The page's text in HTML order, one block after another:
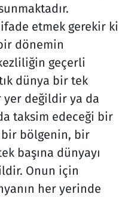
etmek gerekir ki
dönemin
geçerli
dünya bir tek
değildir ya da
taksim edeceği bir
bölgenin, bir
başına dünyayı
Onun için
her yerinde